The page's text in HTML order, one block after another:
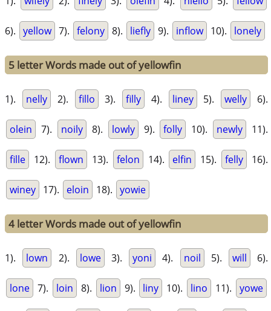
6). yellow 7). felony 8). liefly 9). inflow 10). lonely
5 letter Words made out of yellowfin
1). nelly 2). fillo 3). filly 4). liney 5). welly 6).
olein 7). noily 8). lowly 9). folly 10). newly 11).
fille 12). flown 13). felon 14). elfin 15). felly 16).
winey 17). eloin 18). yowie
4 letter Words made out of yellowfin
1). lown 2). lowe 3). yoni 4). noil 5). will 6).
lone 7). loin 8). lion 9). liny 10). lino 11). yowe